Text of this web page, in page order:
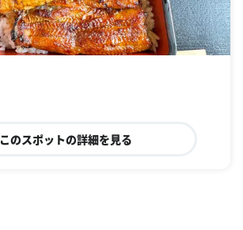
このスポットの詳細を見る